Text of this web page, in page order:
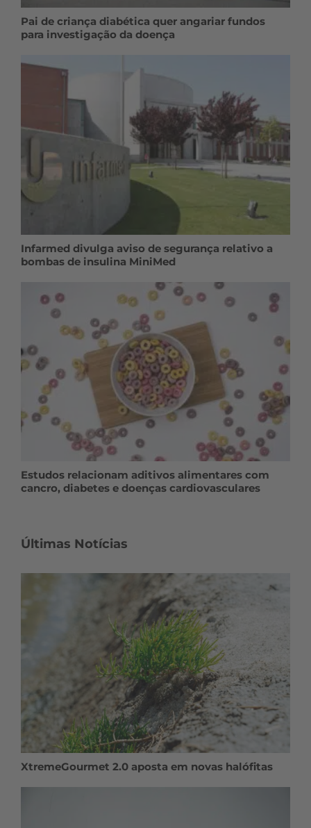
Pai de criança diabética quer angariar fundos
para investigação da doença
Infarmed divulga aviso de segurança relativo a
bombas de insulina MiniMed
Estudos relacionam aditivos alimentares com
cancro, diabetes e doenças cardiovasculares
Últimas Notícias
XtremeGourmet 2.0 aposta em novas halófitas